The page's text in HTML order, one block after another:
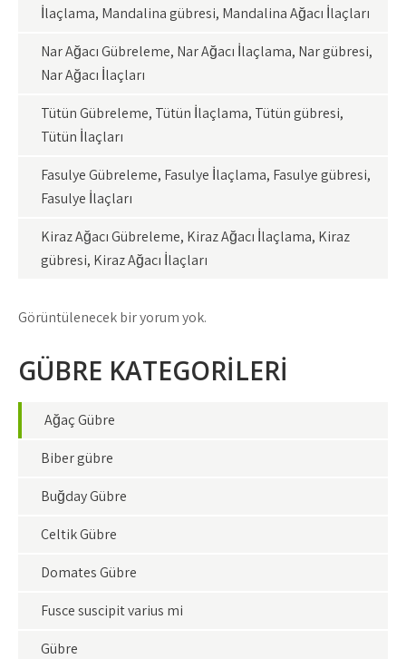
İlaçlama, Mandalina gübresi, Mandalina Ağacı İlaçları
Nar Ağacı Gübreleme, Nar Ağacı İlaçlama, Nar gübresi,
Nar Ağacı İlaçları
Tütün Gübreleme, Tütün İlaçlama, Tütün gübresi,
Tütün İlaçları
Fasulye Gübreleme, Fasulye İlaçlama, Fasulye gübresi,
Fasulye İlaçları
Kiraz Ağacı Gübreleme, Kiraz Ağacı İlaçlama, Kiraz
gübresi, Kiraz Ağacı İlaçları
Görüntülenecek bir yorum yok.
GÜBRE KATEGORİLERİ
Ağaç Gübre
Biber gübre
Buğday Gübre
Çeltik Gübre
Domates Gübre
Fusce suscipit varius mi
Gübre